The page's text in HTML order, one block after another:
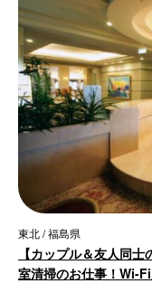
東北 / 福島県
【カップル＆友人同
室清掃のお仕事！Wi-